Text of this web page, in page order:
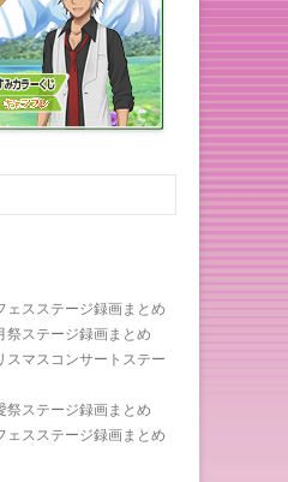
ェスステージ録画まとめ
祭ステージ録画まとめ
スマスコンサートステー
祭ステージ録画まとめ
ェスステージ録画まとめ